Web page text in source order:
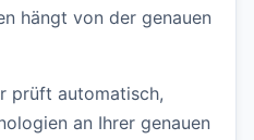
hängt von der genauen
prüft automatisch,
an Ihrer genauen